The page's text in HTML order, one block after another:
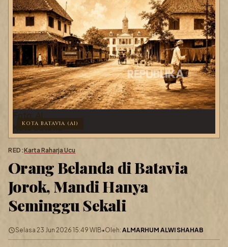
Foto: AI
Kota Batavia
KOTA BATAVIA (AI)
RED:Karta Raharja Ucu
Orang Belanda di Batavia
Jorok, Mandi Hanya
Seminggu Sekali
Selasa 23 Jun 2026 15:49 WIB•Oleh: ALMARHUM ALWI SHAHAB